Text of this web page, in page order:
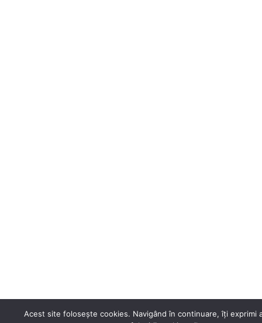
Acest site folosește cookies. Navigând în continuare, îți exprimi